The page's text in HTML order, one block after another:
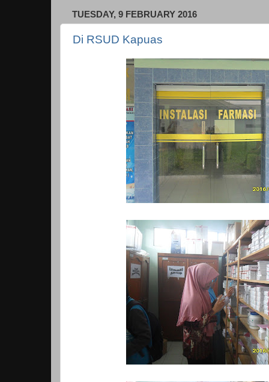
TUESDAY, 9 FEBRUARY 2016
Di RSUD Kapuas